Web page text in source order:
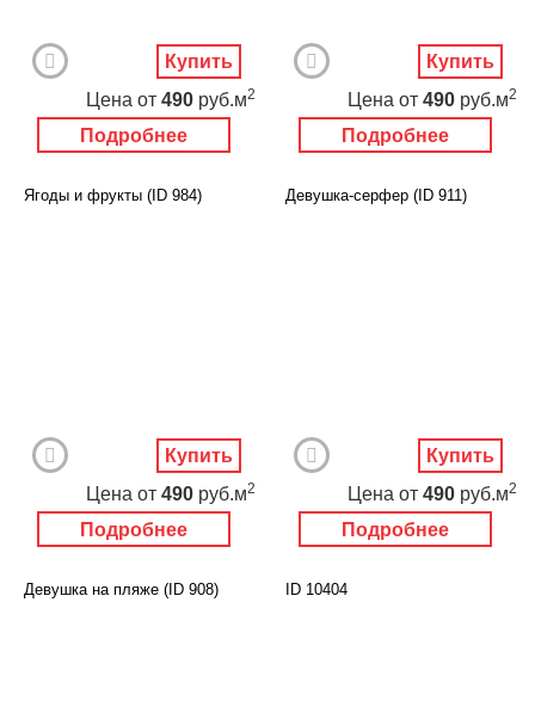
Подробнее
Цена от 490 руб.м2
Купить
Подробнее
Цена от 490 руб.м2
Купить
Ягоды и фрукты (ID 984)
Подробнее
Цена от 490 руб.м2
Купить
Девушка-серфер (ID 911)
Подробнее
Цена от 490 руб.м2
Купить
Девушка на пляже (ID 908) ID 10404